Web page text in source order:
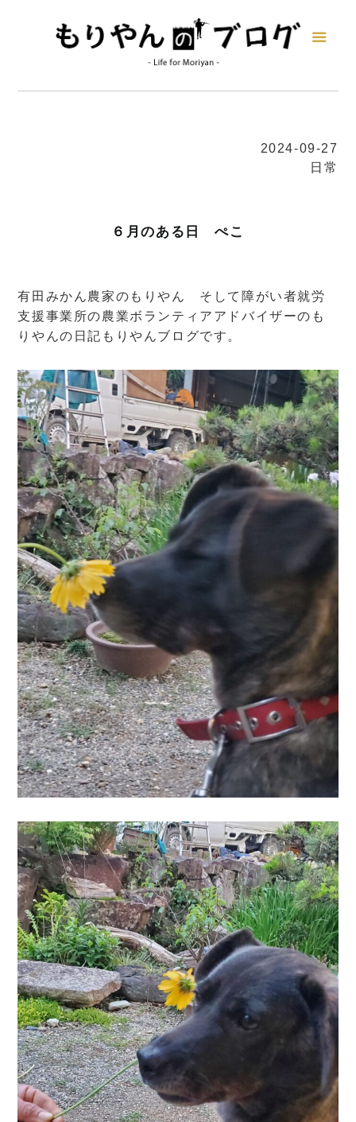
2024-09-27
日常
６月のある日 ぺこ
有田みかん農家のもりやん そして障がい者就労
支援事業所の農業ボランティアアドバイザーのも
りやんの日記もりやんブログです。